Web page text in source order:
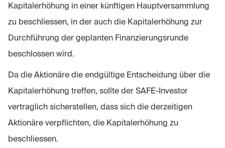
Kapitalerhöhung in einer künftigen Hauptversammlung
zu beschliessen, in der auch die Kapitalerhöhung zur
Durchführung der geplanten Finanzierungsrunde
beschlossen wird.
Da die Aktionäre die endgültige Entscheidung über die
Kapitalerhöhung treffen, sollte der SAFE-Investor
vertraglich sicherstellen, dass sich die derzeitigen
Aktionäre verpflichten, die Kapitalerhöhung zu
beschliessen.